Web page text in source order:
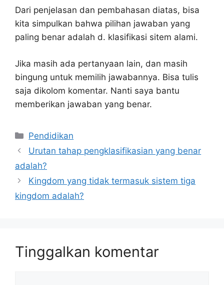
Dari penjelasan dan pembahasan diatas, bisa
kita simpulkan bahwa pilihan jawaban yang
paling benar adalah d. klasifikasi sitem alami.
Jika masih ada pertanyaan lain, dan masih
bingung untuk memilih jawabannya. Bisa tulis
saja dikolom komentar. Nanti saya bantu
memberikan jawaban yang benar.
Kategori
Pendidikan
Urutan tahap pengklasifikasian yang benar
adalah?
Kingdom yang tidak termasuk sistem tiga
kingdom adalah?
Tinggalkan komentar